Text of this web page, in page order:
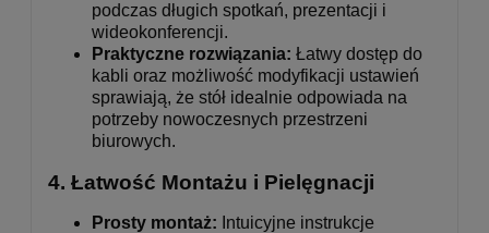
podczas długich spotkań, prezentacji i
wideokonferencji.
Praktyczne rozwiązania: Łatwy dostęp do
kabli oraz możliwość modyfikacji ustawień
sprawiają, że stół idealnie odpowiada na
potrzeby nowoczesnych przestrzeni
biurowych.
4. Łatwość Montażu i Pielęgnacji
Prosty montaż: Intuicyjne instrukcje